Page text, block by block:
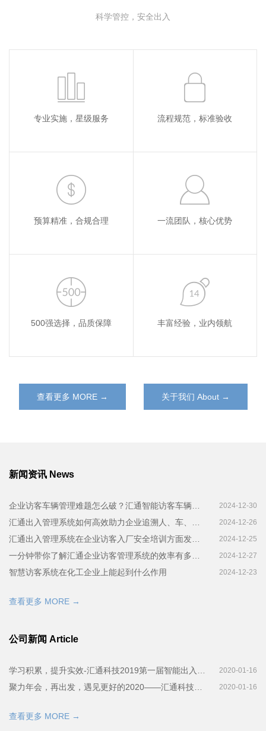
科学管控，安全出入
专业实施，星级服务 流程规范，标准验收
预算精准，合规合理 一流团队，核心优势
500强选择，品质保障 丰富经验，业内领航
查看更多 MORE → 关于我们 About →
新闻资讯 News
2024-12-30
2024-12-26
2024-12-25
2024-12-27
智慧访客系统在化工企业上能起到什么作用 2024-12-23
查看更多 MORE →
公司新闻 Article
2020-01-16
2020-01-16
查看更多 MORE →